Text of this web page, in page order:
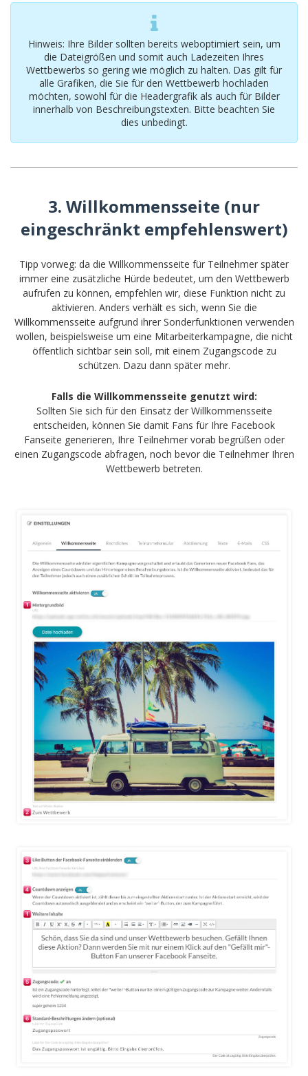
Hinweis: Ihre Bilder sollten bereits weboptimiert sein, um
die Dateigrößen und somit auch Ladezeiten Ihres
Wettbewerbs so gering wie möglich zu halten. Das gilt für
alle Grafiken, die Sie für den Wettbewerb hochladen
möchten, sowohl für die Headergrafik als auch für Bilder
innerhalb von Beschreibungstexten. Bitte beachten Sie
dies unbedingt.
3. Willkommensseite (nur
eingeschränkt empfehlenswert)
Tipp vorweg: da die Willkommensseite für Teilnehmer später
immer eine zusätzliche Hürde bedeutet, um den Wettbewerb
aufrufen zu können, empfehlen wir, diese Funktion nicht zu
aktivieren. Anders verhält es sich, wenn Sie die
Willkommensseite aufgrund ihrer Sonderfunktionen verwenden
wollen, beispielsweise um eine Mitarbeiterkampagne, die nicht
öffentlich sichtbar sein soll, mit einem Zugangscode zu
schützen. Dazu dann später mehr.
Falls die Willkommensseite genutzt wird:
Sollten Sie sich für den Einsatz der Willkommensseite
entscheiden, können Sie damit Fans für Ihre Facebook
Fanseite generieren, Ihre Teilnehmer vorab begrüßen oder
einen Zugangscode abfragen, noch bevor die Teilnehmer Ihren
Wettbewerb betreten.